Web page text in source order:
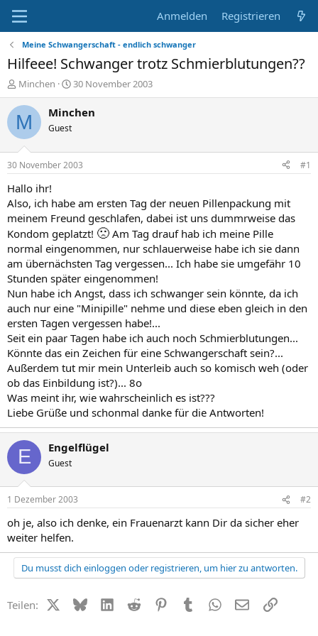
Anmelden Registrieren
Meine Schwangerschaft - endlich schwanger
Hilfeee! Schwanger trotz Schmierblutungen??
E
r
s
t
e
r
Minchen
E
r
s
l
t
30 November 2003
M Minchen
Guest
30 November 2003 #1
Hallo ihr!
Also, ich habe am ersten Tag der neuen Pillenpackung mit
meinem Freund geschlafen, dabei ist uns dummrweise das
Kondom geplatzt! 🙁 Am Tag drauf hab ich meine Pille
normal eingenommen, nur schlauerweise habe ich sie dann
am übernächsten Tag vergessen... Ich habe sie umgefähr 10
Stunden später eingenommen!
Nun habe ich Angst, dass ich schwanger sein könnte, da ich
auch nur eine "Minipille" nehme und diese eben gleich in den
ersten Tagen vergessen habe!...
Seit ein paar Tagen habe ich auch noch Schmierblutungen...
Könnte das ein Zeichen für eine Schwangerschaft sein?...
Außerdem tut mir mein Unterleib auch so komisch weh (oder
ob das Einbildung ist?)... 8o
Was meint ihr, wie wahrscheinlich es ist???
Liebe Grüße und schonmal danke für die Antworten!
E Engelflügel
Guest
1 Dezember 2003 #2
oh je, also ich denke, ein Frauenarzt kann Dir da sicher eher
weiter helfen.
Du musst dich einloggen oder registrieren, um hier zu antworten.
Teilen: X (Twitter)
BlueskyLinkedIn
Reddit PinterestTumblr WhatsApp
E-MailLink